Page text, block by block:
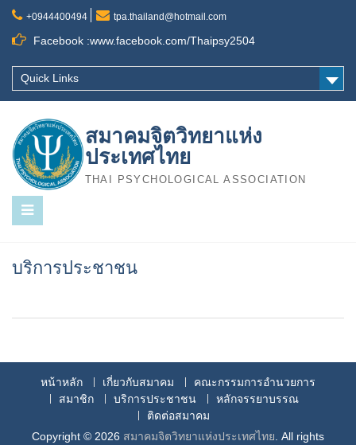
Skip
content
+0944400494 tpa.thailand@hotmail.com
Facebook :www.facebook.com/Thaipsy2504
Quick Links
สมาคมจิตวิทยาแห่ง
ประเทศไทย
THAI PSYCHOLOGICAL ASSOCIATION
บริการประชาชน
หน้าหลัก เกี่ยวกับสมาคม
คณะกรรมการอำนวยการ
สมาชิก
บริการประชาชน
หลักจรรยาบรรณ
ติดต่อสมาคม
Copyright © 2026 สมาคมจิตวิทยาแห่งประเทศไทย . All rights